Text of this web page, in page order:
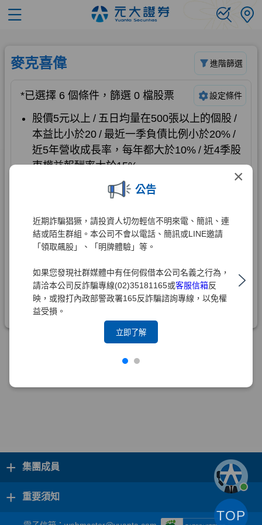
×
公告
近期詐騙猖獗，請投資人切勿輕信不明來電、簡訊、連
結或陌生群組。本公司不會以電話、簡訊或LINE邀請
「領取飆股」、「明牌體驗」等。
如果您發現社群媒體中有任何假借本公司名義之行為，
請洽本公司反詐騙專線(02)35181165或客服信箱反
映，或撥打內政部警政署165反詐騙諮詢專線，以免權
益受損。
立即了解
+ 集團成員
+ 重要須知
TOP